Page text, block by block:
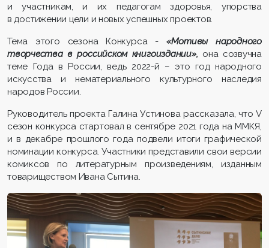
и участникам, и их педагогам здоровья, упорства
в достижении цели и новых успешных проектов.
Тема этого сезона Конкурса - «Мотивы народного
творчества в российском книгоиздании», она созвучна
теме Года в России, ведь 2022-й – это год народного
искусства и нематериального культурного наследия
народов России.
Руководитель проекта Галина Устинова рассказала, что V
сезон конкурса стартовал в сентябре 2021 года на ММКЯ,
и в декабре прошлого года подвели итоги графической
номинации конкурса. Участники представили свои версии
комиксов по литературным произведениям, изданным
товариществом Ивана Сытина.